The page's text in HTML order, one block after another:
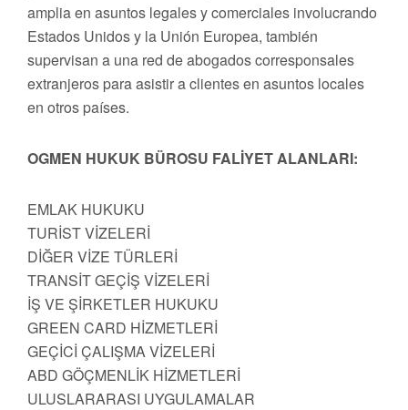
amplia en asuntos legales y comerciales involucrando
Estados Unidos y la Unión Europea, también
supervisan a una red de abogados corresponsales
extranjeros para asistir a clientes en asuntos locales
en otros países.
OGMEN HUKUK BÜROSU FALİYET ALANLARI:
EMLAK HUKUKU
TURİST VİZELERİ
DİĞER VİZE TÜRLERİ
TRANSİT GEÇİŞ VİZELERİ
İŞ VE ŞİRKETLER HUKUKU
GREEN CARD HİZMETLERİ
GEÇİCİ ÇALIŞMA VİZELERİ
ABD GÖÇMENLİK HİZMETLERİ
ULUSLARARASI UYGULAMALAR